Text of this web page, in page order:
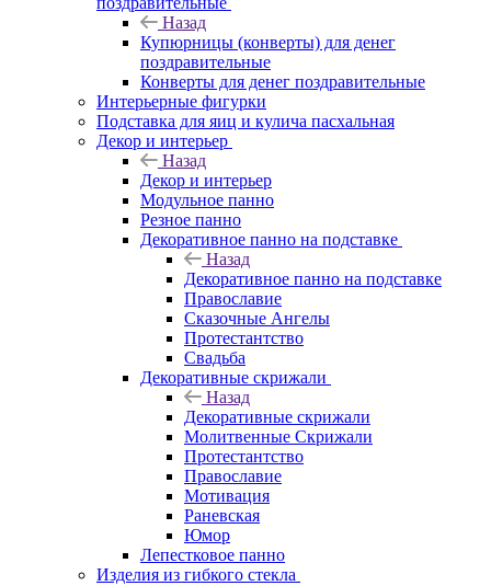
Назад
Купюрницы (конверты) для денег
поздравительные
Конверты для денег поздравительные
Интерьерные фигурки
Подставка для яиц и кулича пасхальная
Декор и интерьер
Назад
Декор и интерьер
Модульное панно
Резное панно
Декоративное панно на подставке
Назад
Декоративное панно на подставке
Православие
Сказочные Ангелы
Протестантство
Свадьба
Декоративные скрижали
Назад
Декоративные скрижали
Молитвенные Скрижали
Протестантство
Православие
Мотивация
Раневская
Юмор
Лепестковое панно
Изделия из гибкого стекла